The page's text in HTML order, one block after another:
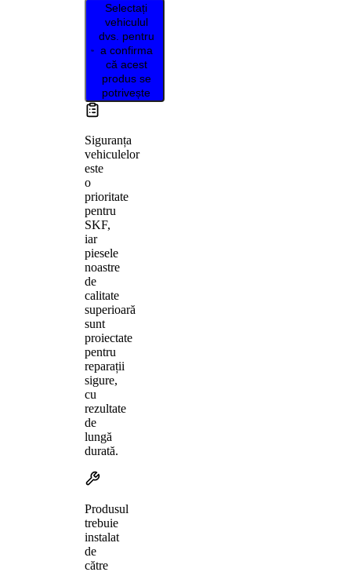
Selectați
vehiculul
dvs. pentru
a confirma
că acest
produs se
potrivește
Siguranța
vehiculelor
este
o
prioritate
pentru
SKF,
iar
piesele
noastre
de
calitate
superioară
sunt
proiectate
pentru
reparații
sigure,
cu
rezultate
de
lungă
durată.
Produsul
trebuie
instalat
de
către